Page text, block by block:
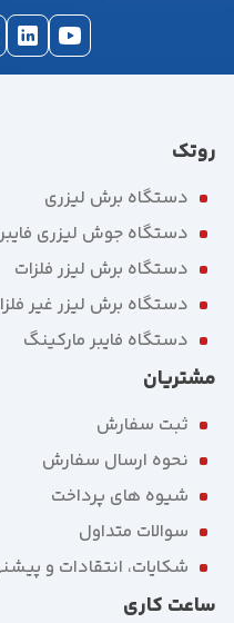
روتک
دستگاه برش لیزری
دستگاه جوش لیزری فایبر
دستگاه برش لیزر فلزات
دستگاه برش لیزر غیر
دستگاه فایبر مارکینگ
مشتریان
ثبت سفارش
نحوه ارسال سفارش
شیوه های پرداخت
سوالات متداول
شکایات، انتقادات و
ساعت کاری